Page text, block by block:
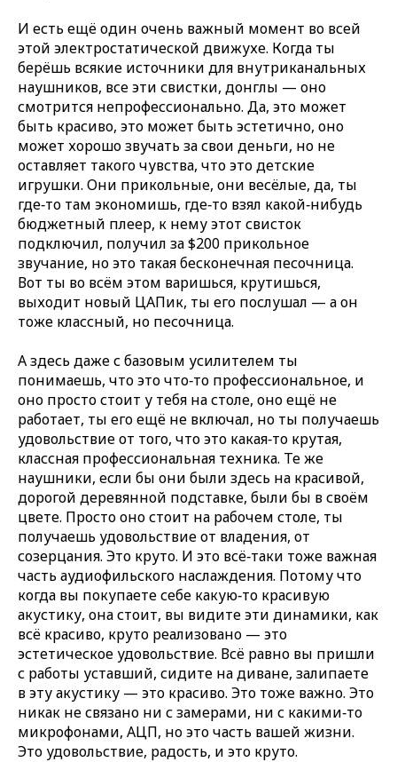
И есть ещё один очень важный момент во всей
этой электростатической движухе. Когда ты
берёшь всякие источники для внутриканальных
наушников, все эти свистки, донглы — оно
смотрится непрофессионально. Да, это может
быть красиво, это может быть эстетично, оно
может хорошо звучать за свои деньги, но не
оставляет такого чувства, что это детские
игрушки. Они прикольные, они весёлые, да, ты
где‑то там экономишь, где‑то взял какой‑нибудь
бюджетный плеер, к нему этот свисток
подключил, получил за $200 прикольное
звучание, но это такая бесконечная песочница.
Вот ты во всём этом варишься, крутишься,
выходит новый ЦАПик, ты его послушал — а он
тоже классный, но песочница.
А здесь даже с базовым усилителем ты
понимаешь, что это что‑то профессиональное, и
оно просто стоит у тебя на столе, оно ещё не
работает, ты его ещё не включал, но ты получаешь
удовольствие от того, что это какая‑то крутая,
классная профессиональная техника. Те же
наушники, если бы они были здесь на красивой,
дорогой деревянной подставке, были бы в своём
цвете. Просто оно стоит на рабочем столе, ты
получаешь удовольствие от владения, от
созерцания. Это круто. И это всё‑таки тоже важная
часть аудиофильского наслаждения. Потому что
когда вы покупаете себе какую‑то красивую
акустику, она стоит, вы видите эти динамики, как
всё красиво, круто реализовано — это
эстетическое удовольствие. Всё равно вы пришли
с работы уставший, сидите на диване, залипаете
в эту акустику — это красиво. Это тоже важно. Это
никак не связано ни с замерами, ни с какими‑то
микрофонами, АЦП, но это часть вашей жизни.
Это удовольствие, радость, и это круто.